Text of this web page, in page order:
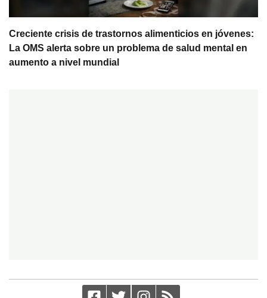
Creciente crisis de trastornos alimenticios en jóvenes:
La OMS alerta sobre un problema de salud mental en
aumento a nivel mundial